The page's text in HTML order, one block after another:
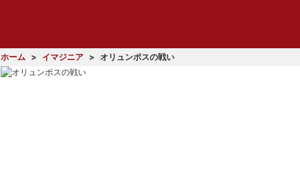
ホーム イマジニア オリュンポスの戦い